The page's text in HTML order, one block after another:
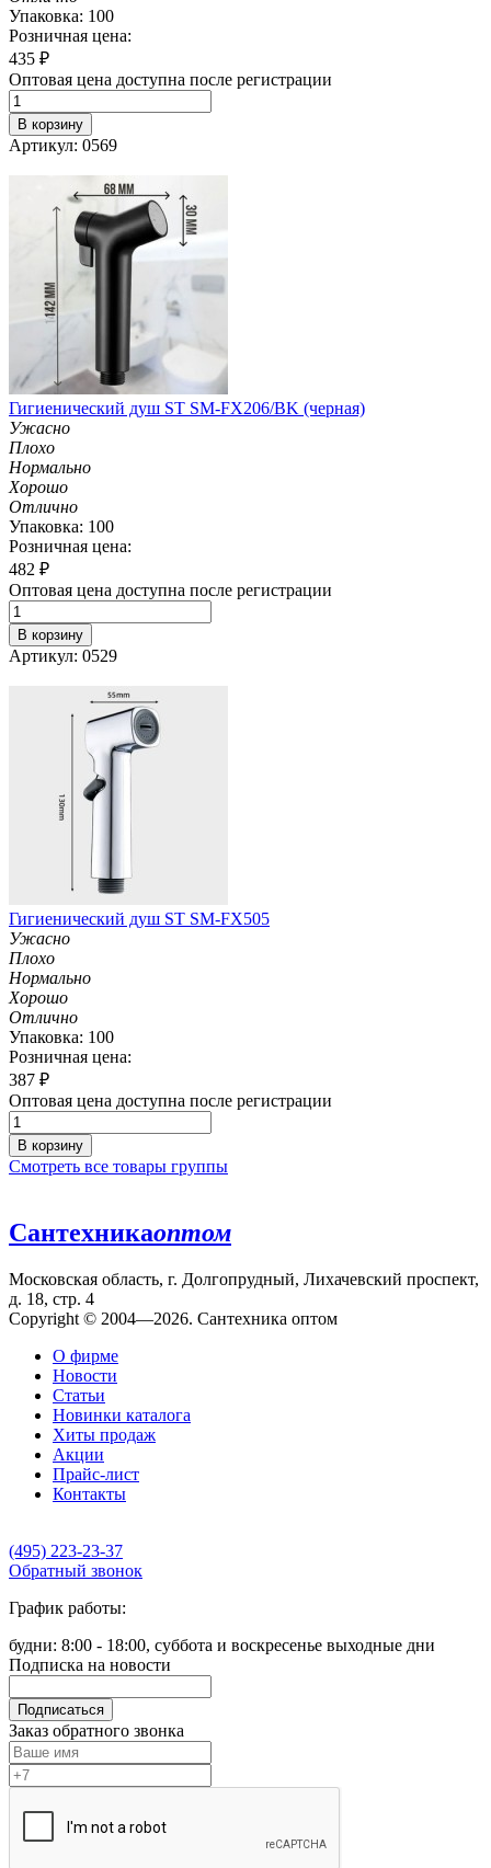
Упаковка: 100
Розничная цена:
435 ₽
Оптовая цена доступна после регистрации
В корзину
Артикул: 0569
Гигиенический душ ST SM-FX206/BK (черная)
Ужасно
Плохо
Нормально
Хорошо
Отлично
Упаковка: 100
Розничная цена:
482 ₽
Оптовая цена доступна после регистрации
В корзину
Артикул: 0529
Гигиенический душ ST SM-FX505
Ужасно
Плохо
Нормально
Хорошо
Отлично
Упаковка: 100
Розничная цена:
387 ₽
Оптовая цена доступна после регистрации
В корзину
Смотреть все товары группы
Сантехникаоптом
Московская область, г. Долгопрудный, Лихачевский проспект,
д. 18, стр. 4
Copyright © 2004—2026. Сантехника оптом
О фирме
Новости
Статьи
Новинки каталога
Хиты продаж
Акции
Прайс-лист
Контакты
(495) 223-23-37
Обратный звонок
График работы:
будни: 8:00 - 18:00, суббота и воскресенье выходные дни
Подписка на новости
Подписаться
Заказ обратного звонка